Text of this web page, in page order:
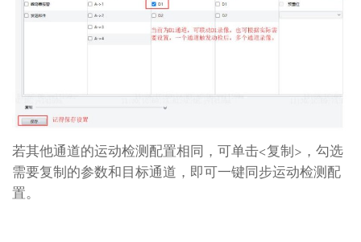
若其他通道的运动检测配置相同，可单击<复制>，勾选
需要复制的参数和目标通道，即可一键同步运动检测配
置。